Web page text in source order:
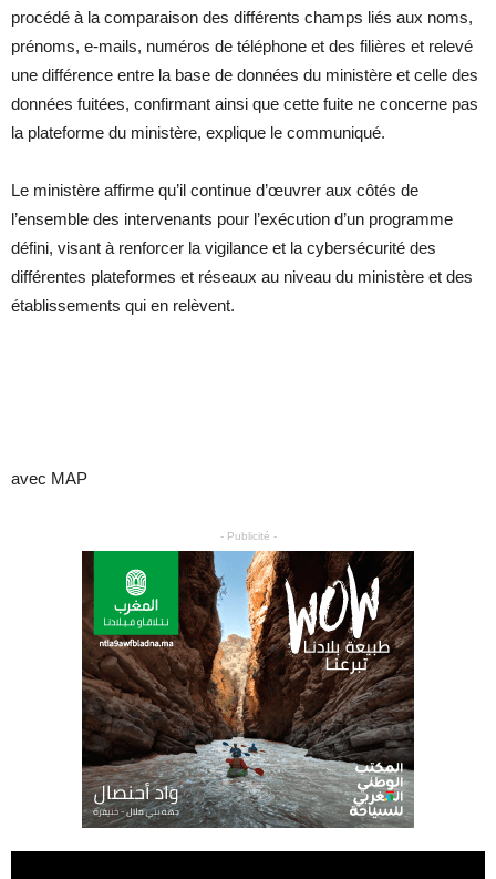
procédé à la comparaison des différents champs liés aux noms,
prénoms, e-mails, numéros de téléphone et des filières et relevé
une différence entre la base de données du ministère et celle des
données fuitées, confirmant ainsi que cette fuite ne concerne pas
la plateforme du ministère, explique le communiqué.
Le ministère affirme qu’il continue d’œuvrer aux côtés de
l’ensemble des intervenants pour l’exécution d’un programme
défini, visant à renforcer la vigilance et la cybersécurité des
différentes plateformes et réseaux au niveau du ministère et des
établissements qui en relèvent.
avec MAP
- Publicité -